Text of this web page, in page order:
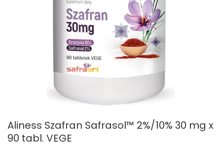
Aliness Szafran Safrasol™ 2%/10% 30 mg x
90 tabl. VEGE